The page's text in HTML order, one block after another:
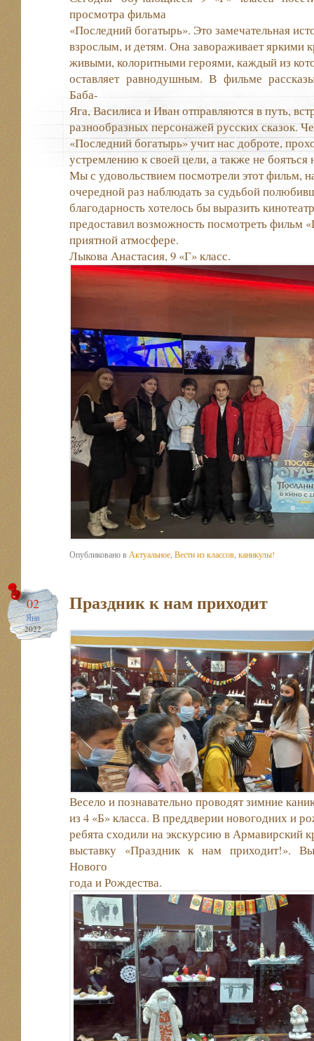
просмотра фильма
«Последний богатырь». Это замечательная
взрослым, и детям. Она завораживает яркими
живыми, колоритными героями, каждый из
оставляет равнодушным. В фильме
Баба-
Яга, Василиса и Иван отправляются в путь,
разнообразных персонажей русских сказок.
«Последний богатырь» учит нас доброте,
устремлению к своей цели, а также не бояться
Мы с удовольствием посмотрели этот фильм,
очередной раз наблюдать за судьбой
благодарность хотелось бы выразить
предоставил возможность посмотреть фильм
приятной атмосфере.
Лыкова Анастасия, 9 «Г» класс.
Опубликовано в Актуальное Вести из классов каникулы!
02
Янв
2022
Праздник к нам приходит
Весело и познавательно проводят зимние
из 4 «Б» класса. В преддверии новогодних и
ребята сходили на экскурсию в Армавирский
выставку «Праздник к нам приходит!».
Нового
года и Рождества.